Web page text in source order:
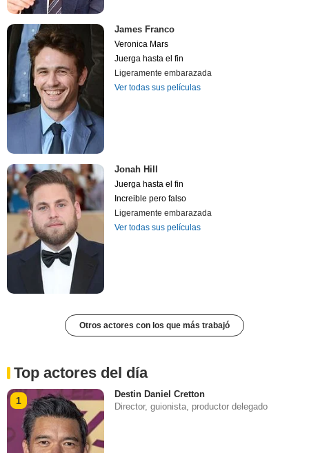
James Franco
Veronica Mars
Juerga hasta el fin
Ligeramente embarazada
Ver todas sus películas
Jonah Hill
Juerga hasta el fin
Increible pero falso
Ligeramente embarazada
Ver todas sus películas
Otros actores con los que más trabajó
Top actores del día
1
Destin Daniel Cretton
Director, guionista, productor delegado